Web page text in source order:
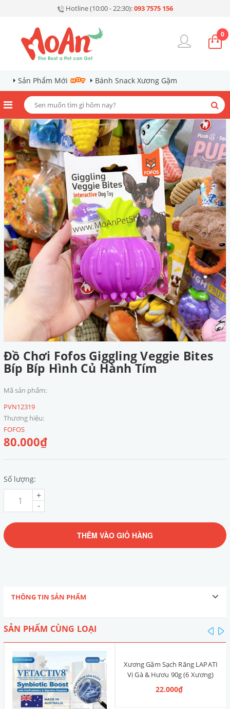
Hotline (10:00 - 22:30):093 7575 156
0
Sản Phẩm Mới Bánh Snack Xương Gặm
Đồ Chơi Fofos Giggling Veggie Bites
Bíp Bíp Hình Củ Hành Tím
Mã sản phẩm:
PVN12319
Thương hiệu:
FOFOS
80.000₫
Số lượng:
-
+
THÊM VÀO GIỎ HÀNG
THÔNG TIN SẢN PHẨM
SẢN PHẨM CÙNG LOẠI
Xương Gặm Sạch Răng LAPATI
Vị Gà & Hươu 90g (6 Xương)
22.000₫